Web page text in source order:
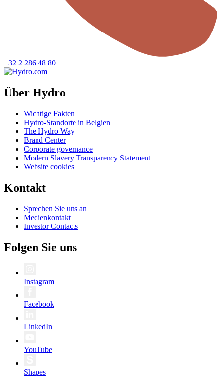
+32 2 286 48 80
Über Hydro
Wichtige Fakten
Hydro-Standorte in Belgien
The Hydro Way
Brand Center
Corporate governance
Modern Slavery Transparency Statement
Website cookies
Kontakt
Sprechen Sie uns an
Medienkontakt
Investor Contacts
Folgen Sie uns
Instagram
Facebook
LinkedIn
YouTube
Shapes